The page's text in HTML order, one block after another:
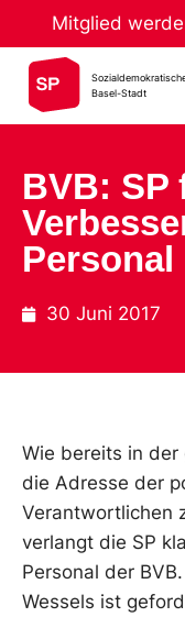
Mitglied
Basel-Stadt
BVB: SP
Personal
30 Juni 2017
Wie bereits in
die Adresse der
Verantwortlichen
verlangt die SP
Personal der
Wessels ist